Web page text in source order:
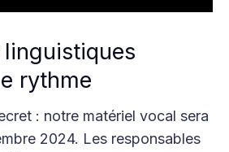
linguistiques
rythme
: notre matériel vocal sera
2024. Les responsables